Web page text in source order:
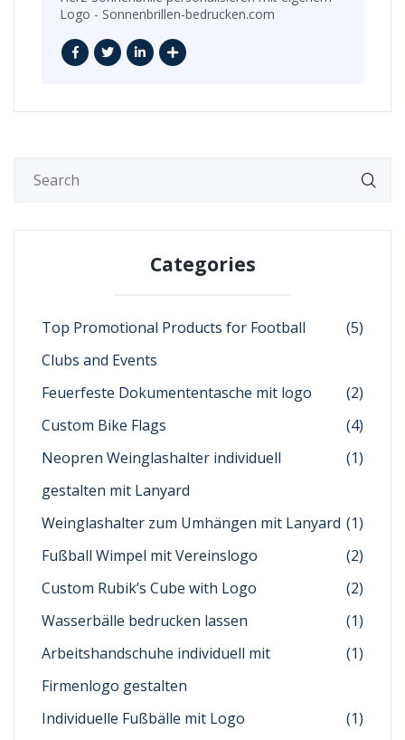
Logo - Sonnenbrillen-bedrucken.com
Categories
Top Promotional Products for Football
Clubs and Events
(5)
Feuerfeste Dokumententasche mit logo
(2)
Custom Bike Flags
(4)
Neopren Weinglashalter individuell
gestalten mit Lanyard
(1)
Weinglashalter zum Umhängen mit Lanyard (1)
Fußball Wimpel mit Vereinslogo
(2)
Custom Rubik’s Cube with Logo
(2)
Wasserbälle bedrucken lassen
(1)
Arbeitshandschuhe individuell mit
Firmenlogo gestalten
(1)
Individuelle Fußbälle mit Logo
(1)